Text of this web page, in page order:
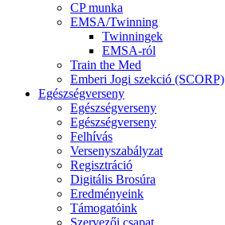
CP munka
EMSA/Twinning
Twinningek
EMSA-ról
Train the Med
Emberi Jogi szekció (SCORP)
Egészségverseny
Egészségverseny
Egészségverseny
Felhívás
Versenyszabályzat
Regisztráció
Digitális Brosúra
Eredményeink
Támogatóink
Szervezői csapat